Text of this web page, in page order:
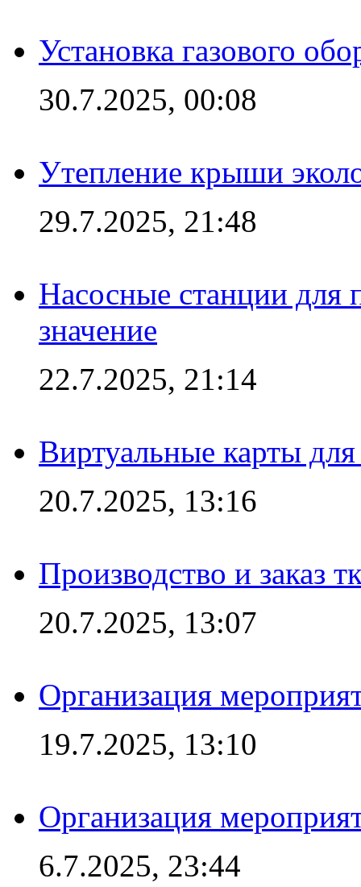
Установка газового
30.7.2025, 00:08
Утепление крыши
29.7.2025, 21:48
Насосные станции для
значение
22.7.2025, 21:14
Виртуальные карты
20.7.2025, 13:16
Производство и заказ
20.7.2025, 13:07
Организация
19.7.2025, 13:10
Организация
6.7.2025, 23:44